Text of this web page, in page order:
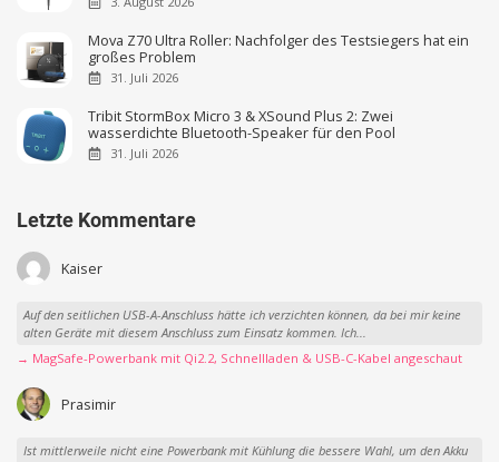
Mova Z70 Ultra Roller: Nachfolger des Testsiegers hat ein
großes Problem
31. Juli 2026
Tribit StormBox Micro 3 & XSound Plus 2: Zwei
wasserdichte Bluetooth-Speaker für den Pool
31. Juli 2026
Letzte Kommentare
Kaiser
Auf den seitlichen USB-A-Anschluss hätte ich verzichten können, da bei mir keine
alten Geräte mit diesem Anschluss zum Einsatz kommen. Ich...
→ MagSafe-Powerbank mit Qi2.2, Schnellladen & USB-C-Kabel angeschaut
Prasimir
Ist mittlerweile nicht eine Powerbank mit Kühlung die bessere Wahl, um den Akku